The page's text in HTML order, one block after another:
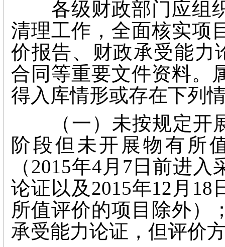
各级财政部门应组织
清理工作，全面核实项
价报告、财政承受能力
合同等重要文件资料。
得入库情形或存在下列
（一）未按规定开展
阶段但未开展物有所
（2015年4月7日前进
论证以及2015年12月
所值评价的项目除外）
承受能力论证，但评价